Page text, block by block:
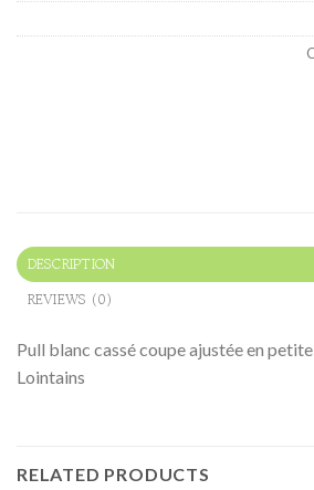
DESCRIPTION
REVIEWS (0)
Pull blanc cassé coupe ajustée en
Lointains
RELATED PRODUCTS